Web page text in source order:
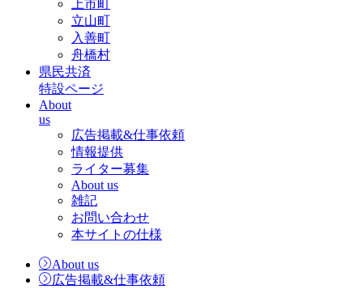
上市町
立山町
入善町
舟橋村
県民共済
特設ページ
About
us
広告掲載&仕事依頼
情報提供
ライター募集
About us
雑記
お問い合わせ
本サイトの仕様
About us
広告掲載&仕事依頼